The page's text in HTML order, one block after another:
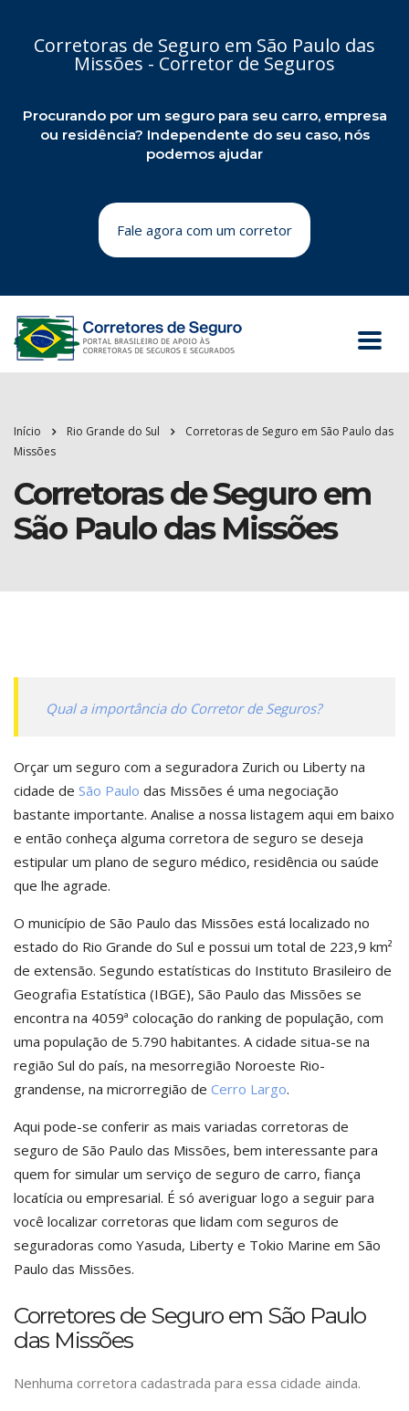
Corretoras de Seguro em São Paulo das
Missões - Corretor de Seguros
Procurando por um seguro para seu carro, empresa
ou residência? Independente do seu caso, nós
podemos ajudar
Fale agora com um corretor
Início Rio Grande do Sul
Corretoras de Seguro em São Paulo das
Missões
Corretoras de Seguro em
São Paulo das Missões
Qual a importância do Corretor de Seguros?
Orçar um seguro com a seguradora Zurich ou Liberty na
cidade de São Paulo das Missões é uma negociação
bastante importante. Analise a nossa listagem aqui em baixo
e então conheça alguma corretora de seguro se deseja
estipular um plano de seguro médico, residência ou saúde
que lhe agrade.
O município de São Paulo das Missões está localizado no
estado do Rio Grande do Sul e possui um total de 223,9 km²
de extensão. Segundo estatísticas do Instituto Brasileiro de
Geografia Estatística (IBGE), São Paulo das Missões se
encontra na 4059ª colocação do ranking de população, com
uma população de 5.790 habitantes. A cidade situa-se na
região Sul do país, na mesorregião Noroeste Rio-
grandense, na microrregião de Cerro Largo.
Aqui pode-se conferir as mais variadas corretoras de
seguro de São Paulo das Missões, bem interessante para
quem for simular um serviço de seguro de carro, fiança
locatícia ou empresarial. É só averiguar logo a seguir para
você localizar corretoras que lidam com seguros de
seguradoras como Yasuda, Liberty e Tokio Marine em São
Paulo das Missões.
Corretores de Seguro em São Paulo
das Missões
Nenhuma corretora cadastrada para essa cidade ainda.